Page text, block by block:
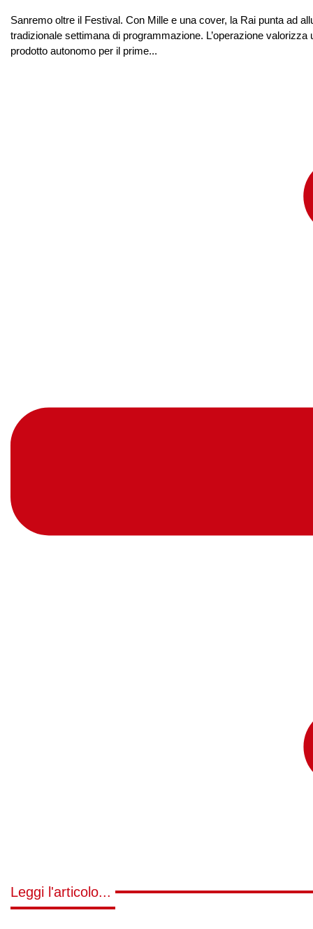
Sanremo oltre il Festival. Con Mille e una cover, la Rai punta ad
tradizionale settimana di programmazione. L’operazione
prodotto autonomo per il prime...
Leggi l'articolo...